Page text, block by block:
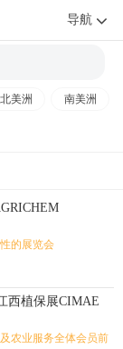
导航
北美洲 南美洲
的展览会
西植保展CIMAE
农业服务全体会员前